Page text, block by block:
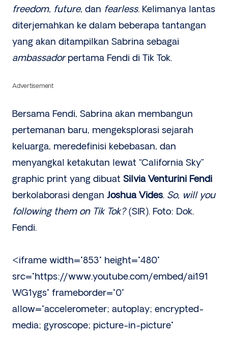
freedom, future, dan fearless. Kelimanya lantas
diterjemahkan ke dalam beberapa tantangan
yang akan ditampilkan Sabrina sebagai
ambassadorpertama Fendi di Tik Tok.
Advertisement
Bersama Fendi, Sabrina akan membangun
pertemanan baru, mengeksplorasi sejarah
keluarga, meredefinisi kebebasan, dan
menyangkal ketakutan lewat “California Sky”
graphic print yang dibuat Silvia Venturini Fendi
berkolaborasi dengan Joshua Vides. So, will you
following them on Tik Tok?(SIR). Foto: Dok.
Fendi.
<iframe width="853" height="480"
src="https://www.youtube.com/embed/ai191
WG1ygs" frameborder="0"
allow="accelerometer; autoplay; encrypted-
media; gyroscope; picture-in-picture"